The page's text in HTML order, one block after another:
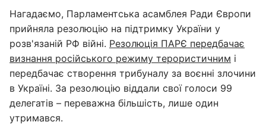
Нагадаємо, Парламентська асамблея Ради Європи
прийняла резолюцію на підтримку України у
розв'язаній РФ війні. Резолюція ПАРЄ передбачає
визнання російського режиму терористичним і
передбачає створення трибуналу за воєнні злочини
в Україні. За резолюцію віддали свої голоси 99
делегатів – переважна більшість, лише один
утримався.